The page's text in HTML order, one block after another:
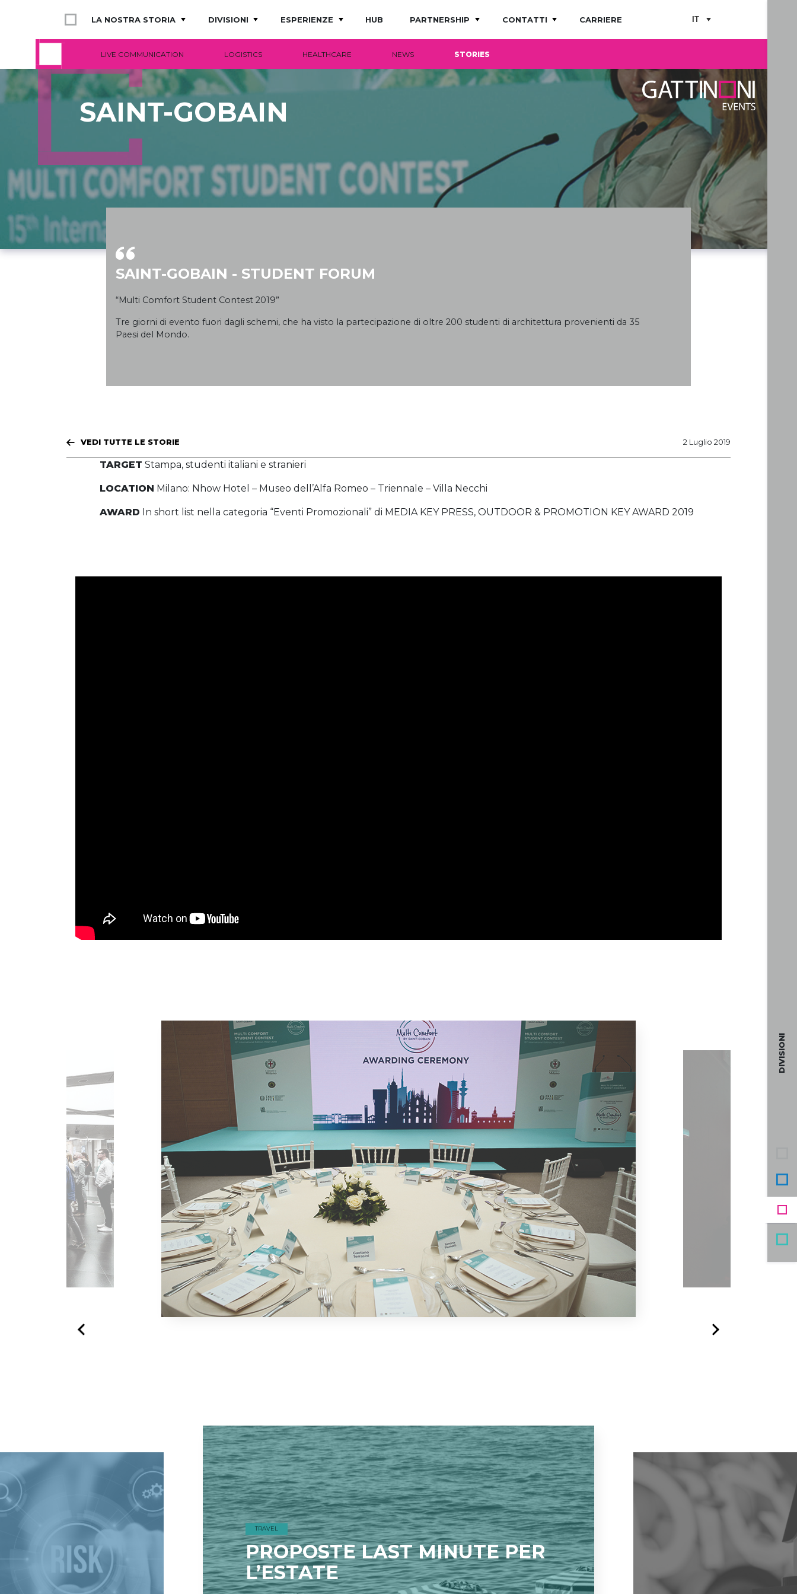
LA NOSTRA STORIA DIVISIONI ESPERIENZE HUB PARTNERSHIP CONTATTI CARRIERE
LIVE COMMUNICATION LOGISTICS HEALTHCARE NEWS STORIES
DIVISIONI
SAINT-GOBAIN
SAINT-GOBAIN - STUDENT FORUM
“Multi Comfort Student Contest 2019”
Tre giorni di evento fuori dagli schemi, che ha visto la partecipazione di oltre 200 studenti di architettura provenienti da 35
Paesi del Mondo.
VEDI TUTTE LE STORIE 2 Luglio 2019
TARGET Stampa, studenti italiani e stranieri
LOCATION Milano: Nhow Hotel – Museo dell’Alfa Romeo – Triennale – Villa Necchi
AWARD In short list nella categoria “Eventi Promozionali” di MEDIA KEY PRESS, OUTDOOR & PROMOTION KEY AWARD 2019
Previous Next
MINUTE PER
EVENTS
GATTINONI EVENTS: VOLUME
D’AFFARI A +58% NEL 2025